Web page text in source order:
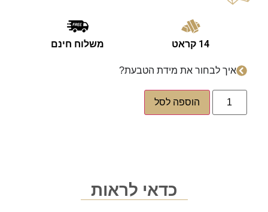
14 קראט משלוח חינם
איך לבחור את מידת הטבעת?
הוספה לסל
כדאי לראות